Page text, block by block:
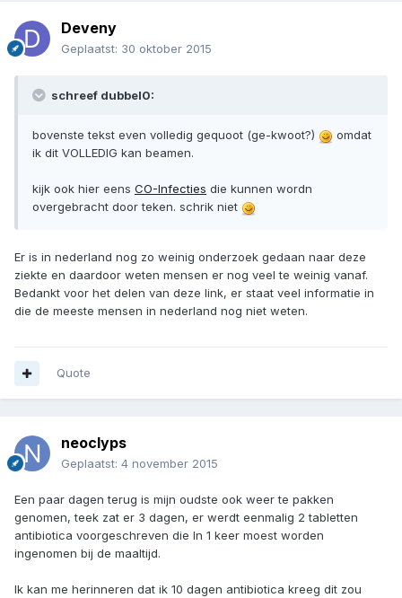
Deveny
Geplaatst: 30 oktober 2015
schreef dubbel0:
bovenste tekst even volledig gequoot (ge-kwoot?)
omdat
ik dit VOLLEDIG kan beamen.
kijk ook hier eens CO-Infecties die kunnen wordn
overgebracht door teken. schrik niet
Er is in nederland nog zo weinig onderzoek gedaan naar deze
ziekte en daardoor weten mensen er nog veel te weinig vanaf.
Bedankt voor het delen van deze link, er staat veel informatie in
die de meeste mensen in nederland nog niet weten.
Quote
neoclyps
Geplaatst: 4 november 2015
Een paar dagen terug is mijn oudste ook weer te pakken
genomen, teek zat er 3 dagen, er werdt eenmalig 2 tabletten
antibiotica voorgeschreven die In 1 keer moest worden
ingenomen bij de maaltijd.
Ik kan me herinneren dat ik 10 dagen antibiotica kreeg dit zou